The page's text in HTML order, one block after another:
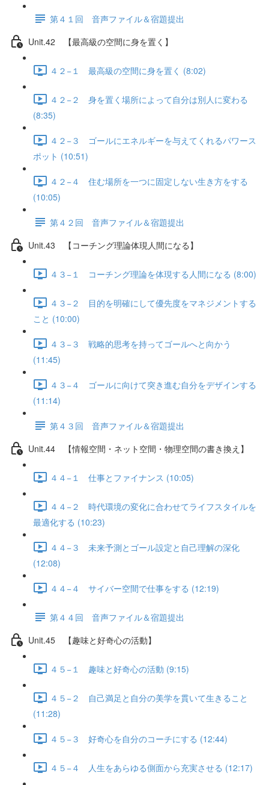
第４１回 音声ファイル＆宿題提出
Unit.42 【最高級の空間に身を置く】
４２−１ 最高級の空間に身を置く (8:02)
４２−２ 身を置く場所によって自分は別人に変わる
(8:35)
４２−３ ゴールにエネルギーを与えてくれるパワース
ポット (10:51)
４２−４ 住む場所を一つに固定しない生き方をする
(10:05)
第４２回 音声ファイル＆宿題提出
Unit.43 【コーチング理論体現人間になる】
４３−１ コーチング理論を体現する人間になる (8:00)
４３−２ 目的を明確にして優先度をマネジメントする
こと (10:00)
４３−３ 戦略的思考を持ってゴールへと向かう
(11:45)
４３−４ ゴールに向けて突き進む自分をデザインする
(11:14)
第４３回 音声ファイル＆宿題提出
Unit.44 【情報空間・ネット空間・物理空間の書き換え】
４４−１ 仕事とファイナンス (10:05)
４４−２ 時代環境の変化に合わせてライフスタイルを
最適化する (10:23)
４４−３ 未来予測とゴール設定と自己理解の深化
(12:08)
４４−４ サイバー空間で仕事をする (12:19)
第４４回 音声ファイル＆宿題提出
Unit.45 【趣味と好奇心の活動】
４５−１ 趣味と好奇心の活動 (9:15)
４５−２ 自己満足と自分の美学を貫いて生きること
(11:28)
４５−３ 好奇心を自分のコーチにする (12:44)
４５−４ 人生をあらゆる側面から充実させる (12:17)